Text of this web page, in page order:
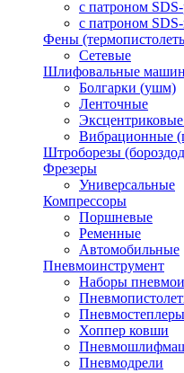
с патроном
с патроном
Фены
Сетевые
Шлифовальные
Болгарки (ушм)
Ленточные
Вибрационные
Штроборезы
Фрезеры
Универсальные
Компрессоры
Поршневые
Ременные
Автомобильные
Пневмоинструмент
Наборы
Пневмостеплеры
Хоппер ковши
Пневмодрели